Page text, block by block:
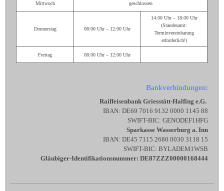
Mittwoch geschlossen
Donnerstag 08:00 Uhr – 12:00 Uhr
14:00 Uhr – 18:00 Uhr
(Standesamt:
Terminvereinbarung
erforderlich!)
Freitag 08:00 Uhr – 12:00 Uhr
Bankverbindungen:
Raiffeisenbank Griesstätt-Halfing e.G.
IBAN: DE69 7016 9132 0000 1145 88
SWIFT-BIC: GENODEF1HFG
Sparkasse Wasserburg a. Inn
IBAN: DE45 7115 2680 0030 3118 15
SWIFT-BIC: BYLADEM1WSB
Gläubiger-Identifikationsnummer: DE87ZZZ00000168444